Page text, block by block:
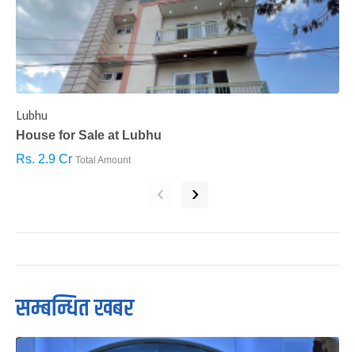
Lubhu
House for Sale at Lubhu
Rs. 2.9 Cr Total Amount
‹ ›
सम्बन्धित खबर